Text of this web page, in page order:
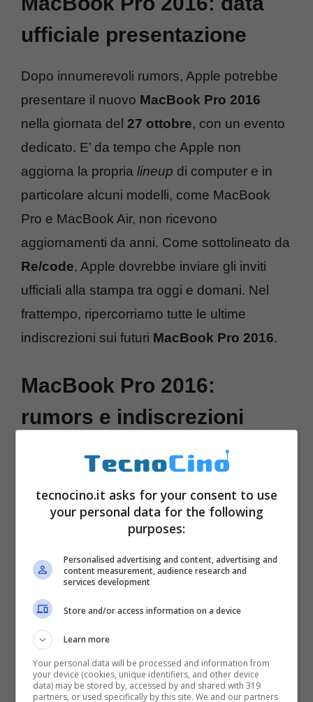
ufficiale presentazione
Dopo innumerevoli rumors, Apple potrebbe
presentare il nuovo MacBook Pro 2016
nella giornata del 27 ottobre, con un evento
dedicato. E’ da tempo che Apple non
aggiorna la propria lineup di computer e in
particolare alcuni modelli, come MacBook
Pro e MacBook Air, non ricevono
aggiornamenti da anni. Come sottolineato da
Re/code, Apple dovrebbe inviare gli inviti
ufficiali alla stampa tra oggi e domani. Nel
frattempo, ripercorriamo tutte le ultime
indiscrezioni sui futuri MacBook Pro 2016.
MacBook Pro 2016:
rumors e indiscrezioni
I nuoviMacBook Pro
sembrano essere sempre più vicini. Dopo
alcuni rumors secondo cui l’ultima
tecnocino.it asks for your consent to use
your personal data for the following
purposes:
Personalised advertising and content, advertising and
content measurement, audience research and
services development
Store and/or access information on a device
Learn more
Your personal data will be processed and information from
your device (cookies, unique identifiers, and other device
data) may be stored by, accessed by and shared with 319
partners, or used specifically by this site. We and our partners